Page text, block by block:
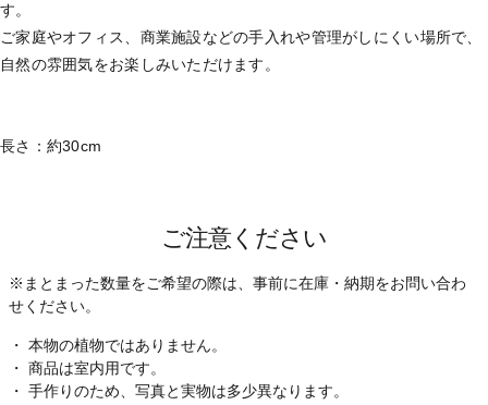
す。
ご家庭やオフィス、商業施設などの手入れや管理がしにくい場所で、
自然の雰囲気をお楽しみいただけます。
長さ：約30cm